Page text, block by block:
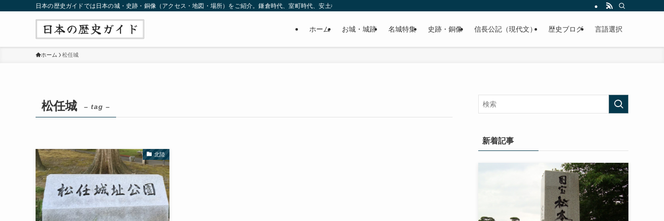
日本の歴史ガイドでは日本の城・史跡・銅像（アクセス・地図・場所）をご紹介。鎌倉時代、室町時代、安土桃山時代（戦国時代）、江戸時代と幅広くご紹介致します。
ホーム お城・城跡 名城特集 史跡・銅像 信長公記（現代文） 歴史ブログ 言語選択
ホーム 松任城
松任城 – tag –
北陸
新着記事